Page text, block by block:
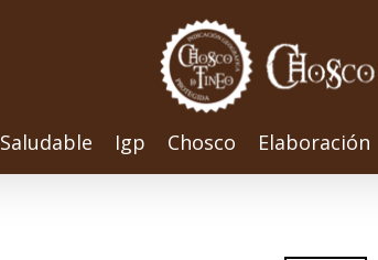
Saludable Igp Chosco Elaboración